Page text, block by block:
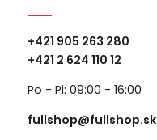
+421 905 263 280
+421 2 624 110 12
Po - Pi: 09:00 - 16:00
fullshop@fullshop.sk